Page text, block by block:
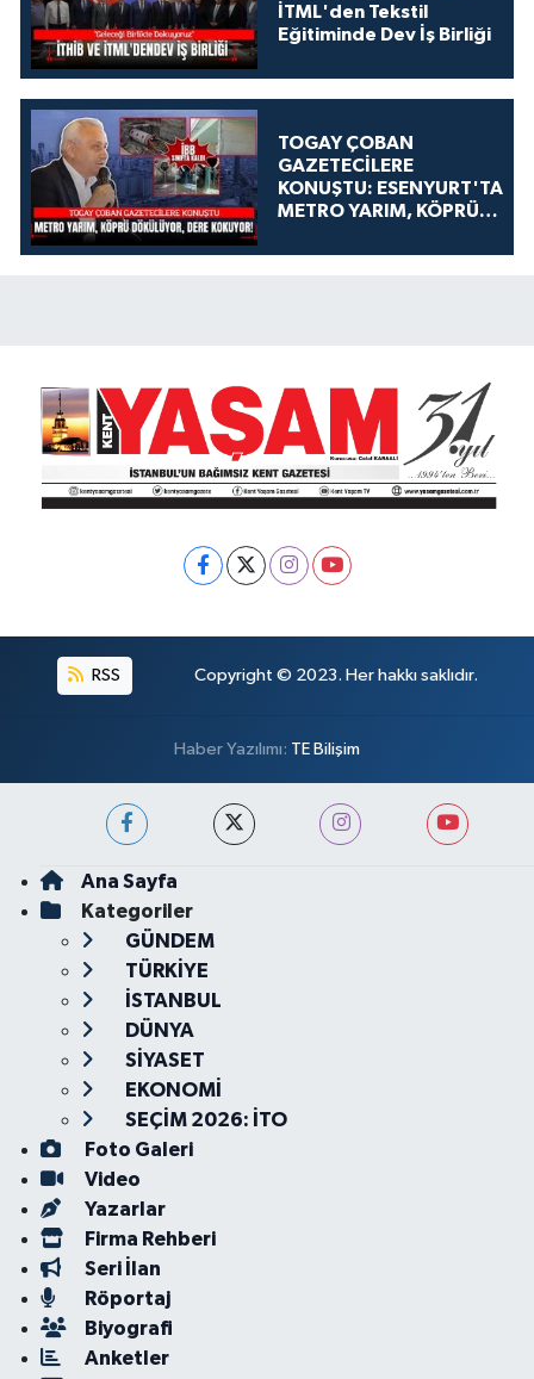
İTML'den Tekstil
Eğitiminde Dev İş Birliği
TOGAY ÇOBAN
GAZETECİLERE
KONUŞTU: ESENYURT'TA
METRO YARIM, KÖPRÜ
KOKUYOR!
RSS Copyright © 2023. Her hakkı saklıdır.
Haber Yazılımı: TE Bilişim
Ana Sayfa
Kategoriler
GÜNDEM
TÜRKİYE
İSTANBUL
DÜNYA
SİYASET
EKONOMİ
SEÇİM 2026: İTO
Foto Galeri
Video
Yazarlar
Firma Rehberi
Seri İlan
Röportaj
Biyografi
Anketler